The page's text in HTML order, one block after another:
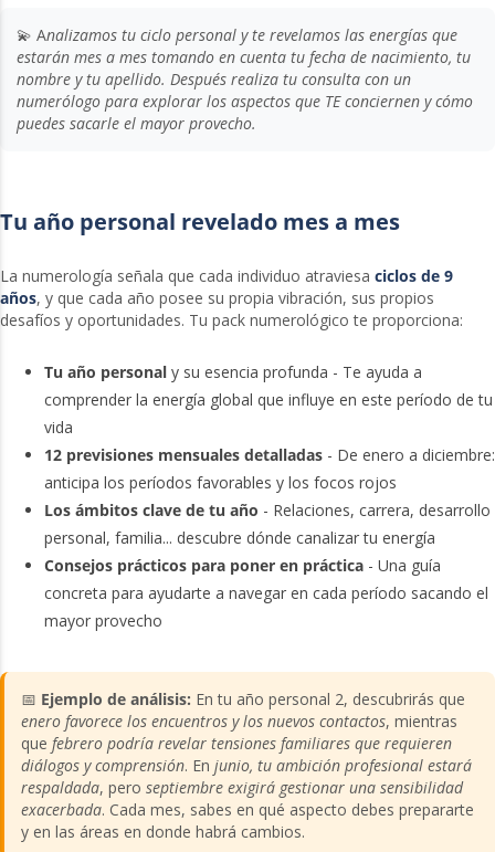
💫 Analizamos tu ciclo personal y te revelamos las energías que
estarán mes a mes tomando en cuenta tu fecha de nacimiento, tu
nombre y tu apellido. Después realiza tu consulta con un
numerólogo para explorar los aspectos que TE conciernen y cómo
puedes sacarle el mayor provecho.
Tu año personal revelado mes a mes
La numerología señala que cada individuo atraviesa ciclos de 9
años, y que cada año posee su propia vibración, sus propios
desafíos y oportunidades. Tu pack numerológico te proporciona:
Tu año personal y su esencia profunda - Te ayuda a
comprender la energía global que influye en este período de tu
vida
12 previsiones mensuales detalladas - De enero a diciembre:
anticipa los períodos favorables y los focos rojos
Los ámbitos clave de tu año - Relaciones, carrera, desarrollo
personal, familia... descubre dónde canalizar tu energía
Consejos prácticos para poner en práctica - Una guía
concreta para ayudarte a navegar en cada período sacando el
mayor provecho
📅 Ejemplo de análisis: En tu año personal 2, descubrirás que
enero favorece los encuentros y los nuevos contactos, mientras
que febrero podría revelar tensiones familiares que requieren
diálogos y comprensión. En junio, tu ambición profesional estará
respaldada, pero septiembre exigirá gestionar una sensibilidad
exacerbada. Cada mes, sabes en qué aspecto debes prepararte
y en las áreas en donde habrá cambios.